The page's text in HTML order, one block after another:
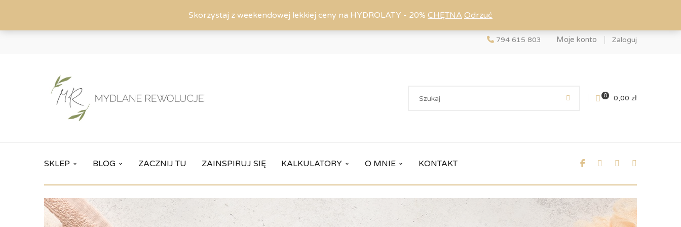
Skorzystaj z weekendowej lekkiej ceny na HYDROLATY - 20% CHĘTNA Odrzuć
794 615 803 Moje konto Zaloguj
0 0,00 zł
SKLEP BLOG ZACZNIJ TU ZAINSPIRUJ SIĘ KALKULATORY O MNIE KONTAKT